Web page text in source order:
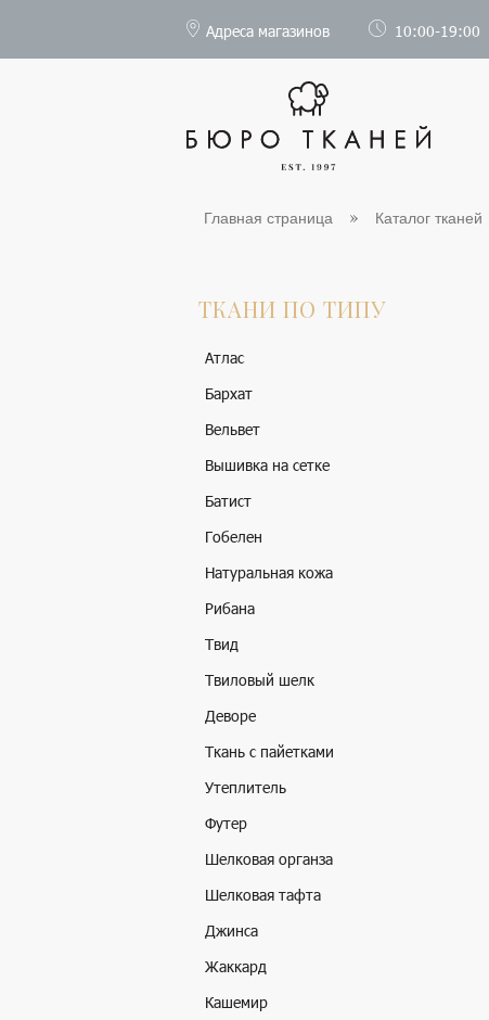
Адреса магазинов 10:00-19:00
Главная страница Каталог тканей
ТКАНИ ПО ТИПУ
Атлас
Бархат
Вельвет
Вышивка на сетке
Батист
Гобелен
Натуральная кожа
Рибана
Твид
Твиловый шелк
Деворе
Ткань с пайетками
Утеплитель
Футер
Шелковая органза
Шелковая тафта
Джинса
Жаккард
Кашемир